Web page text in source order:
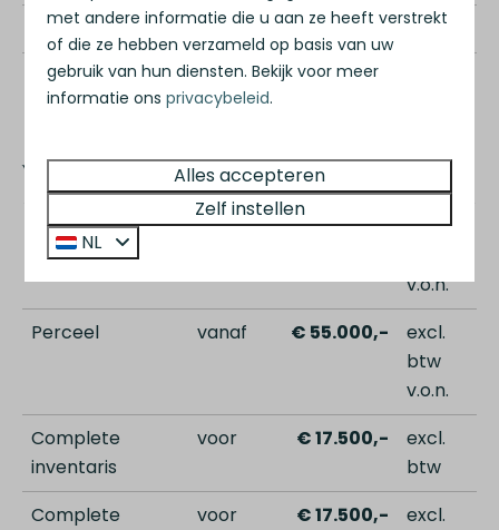
Voor aantal personen
4
Woonoppervlakte
53 m2
Vraagprijs
Vakantiewoning vanaf € 189.500,-
excl.
v.o.n.
Perceel
vanaf € 55.000,-
excl.
btw
v.o.n.
Complete
inventaris
voor € 17.500,-
excl.
btw
Complete
voor € 17.500,-
excl.
met andere informatie die u aan ze heeft verstrekt
of die ze hebben verzameld op basis van uw
gebruik van hun diensten. Bekijk voor meer
informatie onsprivacybeleid.
Alles accepteren
Zelf instellen
NL